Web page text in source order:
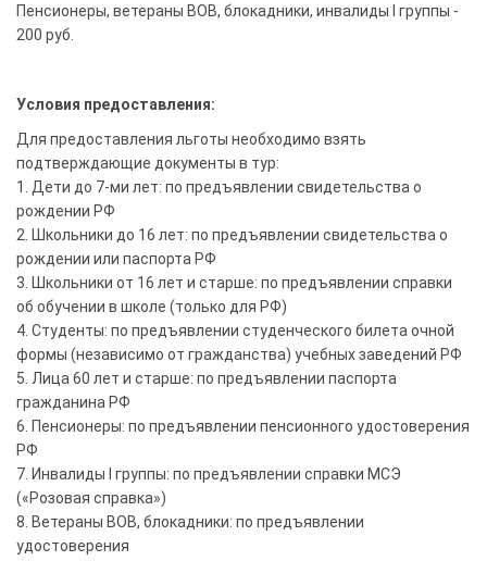
Пенсионеры, ветераны ВОВ, блокадники, инвалиды I группы -
200 руб.
Условия предоставления:
Для предоставления льготы необходимо взять
подтверждающие документы в тур:
1. Дети до 7-ми лет: по предъявлении свидетельства о
рождении РФ
2. Школьники до 16 лет: по предъявлении свидетельства о
рождении или паспорта РФ
3. Школьники от 16 лет и старше: по предъявлении справки
об обучении в школе (только для РФ)
4. Студенты: по предъявлении студенческого билета очной
формы (независимо от гражданства) учебных заведений РФ
5. Лица 60 лет и старше: по предъявлении паспорта
гражданина РФ
6. Пенсионеры: по предъявлении пенсионного удостоверения
РФ
7. Инвалиды I группы: по предъявлении справки МСЭ
(«Розовая справка»)
8. Ветераны ВОВ, блокадники: по предъявлении
удостоверения